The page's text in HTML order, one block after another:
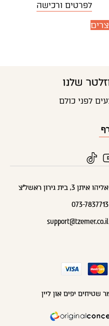
לפרטים ורכישה
שלנו
לפני כולם
אליהו איתן 3, בית גירון ראשל"צ
073-7837713
support@tzemer.co.il
שטיחים יפים און ליין